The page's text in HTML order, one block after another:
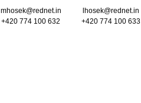
mhosek@rednet.in
lhosek@rednet.in
+420 774 100 632 +420 774 100 633